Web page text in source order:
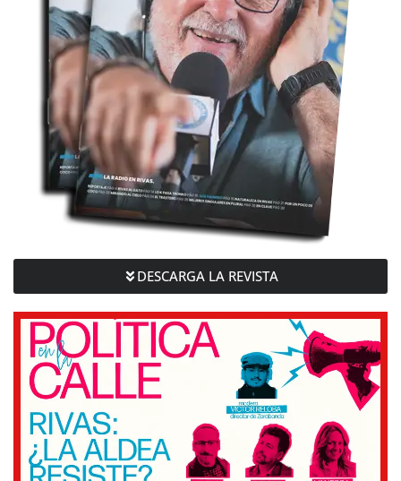
DESCARGA LA REVISTA